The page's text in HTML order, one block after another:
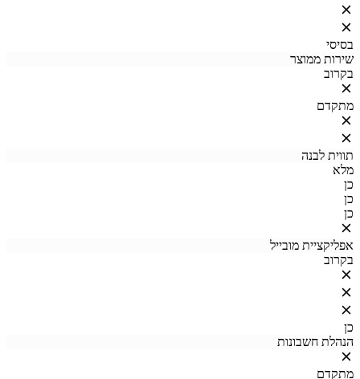
בסיסי
שירות ממוצר
בקרוב
מתקדם
תווית לבנה
מלא
כן
כן
כן
אפליקציית מובייל
בקרוב
כן
הנהלת חשבונות
מתקדם